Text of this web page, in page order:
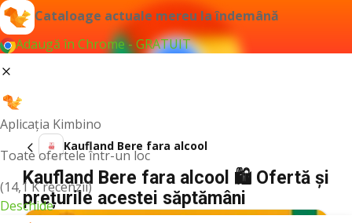
Cataloage actuale mereu la îndemână
Adaugă în Chrome - GRATUIT
Aplicația Kimbino
Toate ofertele într-un loc
(14,1 K recenzii)
Deschide
Kaufland Bere fara alcool
Kaufland Bere fara alcool 🛍️ Ofertă și
prețurile acestei săptămâni